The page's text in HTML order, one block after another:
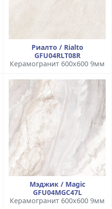
Риалто / Rialto
GFU04RLT08R
Керамогранит 600x600 9мм
Мэджик / Magic
GFU04MGC47L
Керамогранит 600x600 9мм